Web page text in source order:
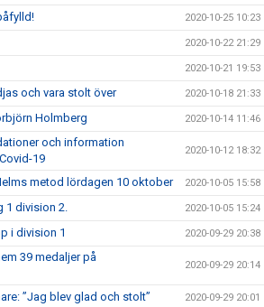
2020-10-25 10:23
2020-10-22 21:29
2020-10-21 19:53
och vara stolt över 2020-10-18 21:33
Holmberg 2020-10-14 11:46
och information
19
2020-10-12 18:32
metod lördagen 10 oktober 2020-10-05 15:58
1 division 2. 2020-10-05 15:24
i division 1 2020-09-29 20:38
39 medaljer på
2020-09-29 20:14
”Jag blev glad och stolt” 2020-09-29 20:01